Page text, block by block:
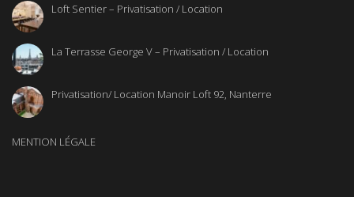
Loft Sentier – Privatisation / Location
La Terrasse George V – Privatisation / Location
Privatisation/ Location Manoir Loft 92, Nanterre
MENTION LÉGALE